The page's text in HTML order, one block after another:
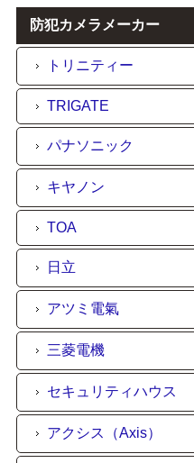
防犯カメラメーカー
トリニティー
TRIGATE
パナソニック
キヤノン
TOA
日立
アツミ電氣
三菱電機
セキュリティハウス
アクシス（Axis）